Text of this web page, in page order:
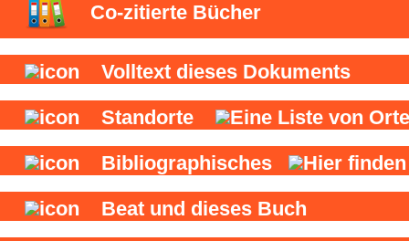
Co-zitierte Bücher
Volltext dieses Dokuments
Standorte
Bibliographisches
Beat und dieses Buch